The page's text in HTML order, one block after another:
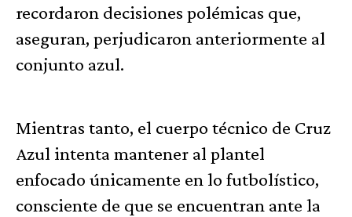
recordaron decisiones polémicas que,
aseguran, perjudicaron anteriormente al
conjunto azul.
Mientras tanto, el cuerpo técnico de Cruz
Azul intenta mantener al plantel
enfocado únicamente en lo futbolístico,
consciente de que se encuentran ante la